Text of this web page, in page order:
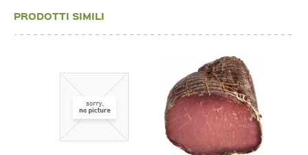
PRODOTTI SIMILI